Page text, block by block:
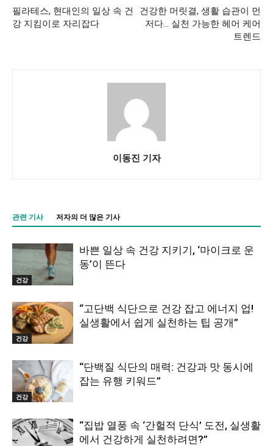
필라테스, 현대인의 일상 속 건
강 지킴이로 자리잡다
건강한 머릿결, 생활 습관이 먼
저다… 실천 가능한 헤어 케어
트렌드
이동진 기자
관련 기사 저자의 더 많은 기사
건강
바쁜 일상 속 건강 지키기, ‘마이크로 운
동’이 뜬다
건강
“고단백 식단으로 건강 잡고 에너지 업!
실생활에서 쉽게 실천하는 팁 공개”
건강
“단백질 식단의 매력: 건강과 맛 동시에
잡는 유행 키워드”
“집밥 열풍 속 ‘간헐적 단식’ 도전, 실생활
에서 건강하게 실천하려면?”